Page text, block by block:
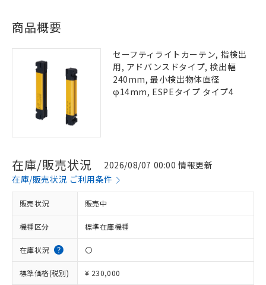
商品概要
セーフティライトカーテン, 指検出
用, アドバンスドタイプ, 検出幅
240mm, 最小検出物体直径
φ14mm, ESPEタイプ タイプ4
在庫/販売状況
2026/08/07 00:00 情報更新
在庫/販売状況 ご利用条件
販売状況 販売中
機種区分 標準在庫機種
在庫状況 〇
標準価格(税別) ¥ 230,000